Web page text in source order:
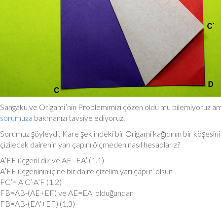
Sangaku ve Origami’nin Problemimizi çözen oldu mu bilemiyoruz
sorumuza bakmanızı tavsiye ediyoruz.
Sorumuz şöyleydi: Kare şeklindeki bir Origami kağıdının bir
çizilecek dairenin yarı çapını ölçmeden nasıl hesaplarız?
A′EF üçgeni dik ve AE=EA′ (1.1)
A′EF üçgeninin içine bir daire çizelim yarı çapı r’ olsun
FC’= A’C’-A’F (1,2)
FB=AB-(AE+EF) ve AE=EA′ olduğundan
FB=AB-(EA′+EF) (1,3)